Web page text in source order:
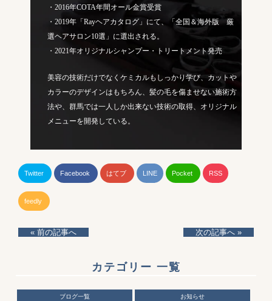
・2016年COTA年間オール金賞受賞
・2019年「Rayヘアカタログ」にて、「全国＆海外版 厳
選ヘアサロン10選」に選出される。
・2021年オリジナルシャンプー・トリートメント発売
美容の技術だけでなくケミカルもしっかり学び、カットや
カラーのデザインはもちろん、髪の毛を傷ませない施術方
法や、群馬では一人しか出来ない技術の取得、オリジナル
メニューを開発している。
Twitter Facebook はてブ LINE Pocket RSS
feedly
« 前の記事へ 次の記事へ »
カテゴリー 一覧
ブログ一覧 お知らせ